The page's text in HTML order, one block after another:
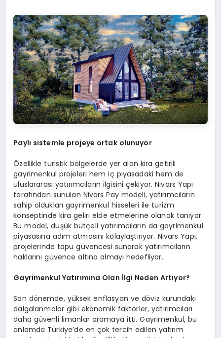
Paylı sistemle projeye ortak olunuyor
Özellikle turistik bölgelerde yer alan kira getirili
gayrimenkul projeleri hem iç piyasadaki hem de
uluslararası yatırımcıların ilgisini çekiyor. Nivars Yapı
tarafından sunulan Nivars Pay modeli, yatırımcıların
sahip oldukları gayrimenkul hisseleri ile turizm
konseptinde kira geliri elde etmelerine olanak tanıyor.
Bu model, düşük bütçeli yatırımcıların da gayrimenkul
piyasasına adım atmasını kolaylaştırıyor. Nivars Yapı,
projelerinde tapu güvencesi sunarak yatırımcıların
haklarını güvence altına almayı hedefliyor.
Gayrimenkul Yatırımına Olan İlgi Neden Artıyor?
Son dönemde, yüksek enflasyon ve döviz kurundaki
dalgalanmalar gibi ekonomik faktörler, yatırımcıları
daha güvenli limanlar aramaya itti. Gayrimenkul, bu
anlamda Türkiye’de en çok tercih edilen yatırım